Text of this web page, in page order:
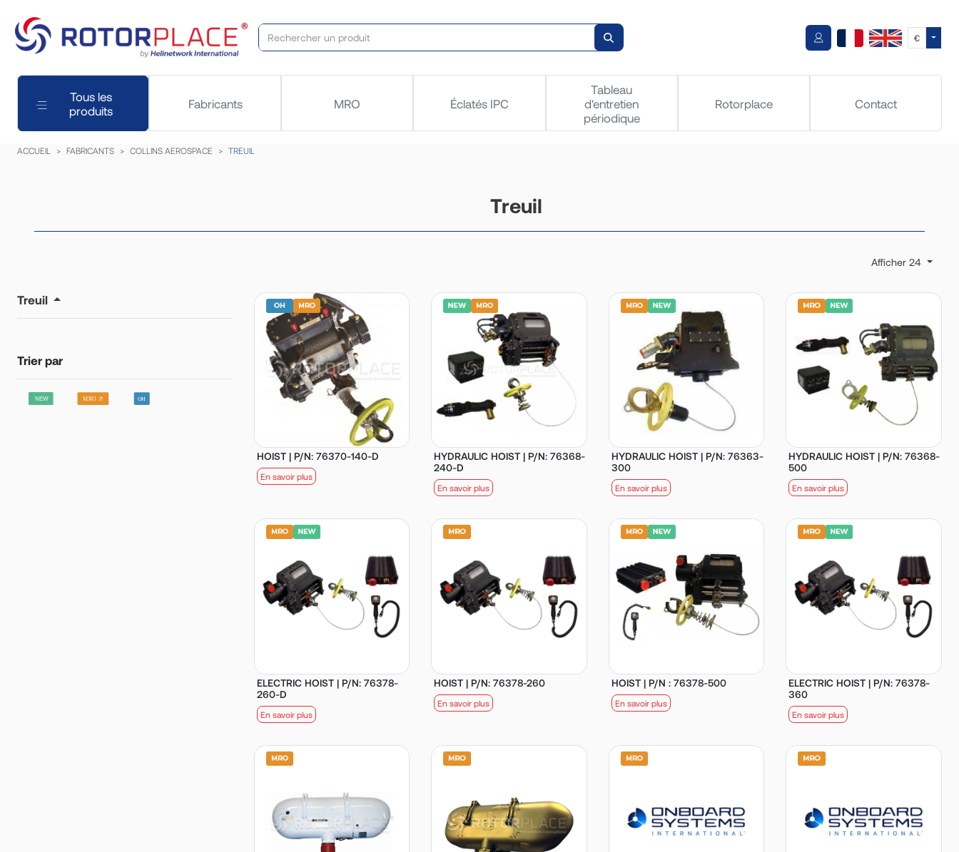
€
Tous les
produits
Fabricants MRO Éclatés IPC
Tableau
d'entretien
périodique
Rotorplace Contact
ACCUEIL FABRICANTS COLLINS AEROSPACE TREUIL
Treuil
Afficher 24
Treuil
Trier par
HOIST | P/N: 76370-140-D
En savoir plus
HYDRAULIC HOIST | P/N: 76368-
240-D
En savoir plus
HYDRAULIC HOIST | P/N: 76363-
300
En savoir plus
HYDRAULIC HOIST | P/N: 76368-
500
En savoir plus
ELECTRIC HOIST | P/N: 76378-
260-D
En savoir plus
HOIST | P/N: 76378-260
En savoir plus
HOIST | P/N : 76378-500
En savoir plus
ELECTRIC HOIST | P/N: 76378-
360
En savoir plus